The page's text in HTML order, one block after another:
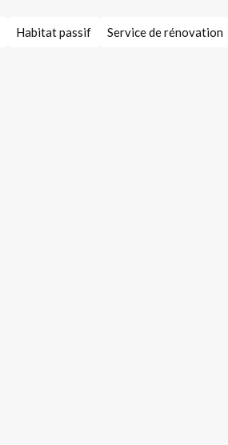
Habitat passif Service de rénovation